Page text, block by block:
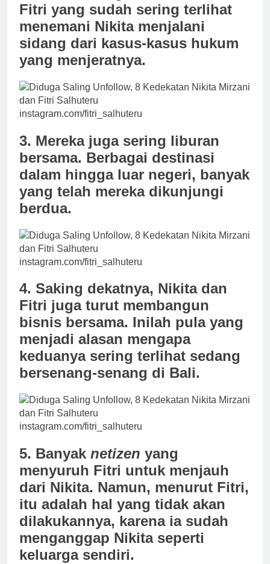
Fitri yang sudah sering terlihat
menemani Nikita menjalani
sidang dari kasus-kasus hukum
yang menjeratnya.
instagram.com/fitri_salhuteru
3. Mereka juga sering liburan
bersama. Berbagai destinasi
dalam hingga luar negeri, banyak
yang telah mereka dikunjungi
berdua.
instagram.com/fitri_salhuteru
4. Saking dekatnya, Nikita dan
Fitri juga turut membangun
bisnis bersama. Inilah pula yang
menjadi alasan mengapa
keduanya sering terlihat sedang
bersenang-senang di Bali.
instagram.com/fitri_salhuteru
5. Banyak netizen yang
menyuruh Fitri untuk menjauh
dari Nikita. Namun, menurut Fitri,
itu adalah hal yang tidak akan
dilakukannya, karena ia sudah
menganggap Nikita seperti
keluarga sendiri.